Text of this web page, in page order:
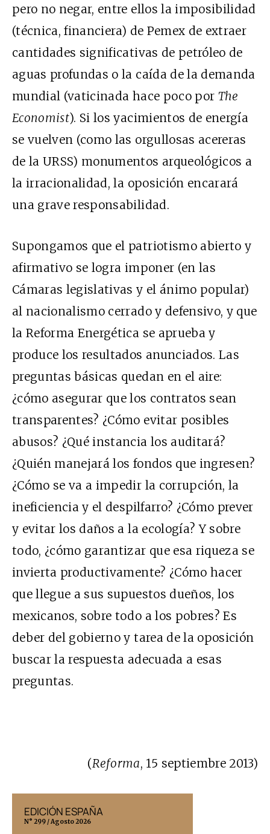
pero no negar, entre ellos la imposibilidad
(técnica, financiera) de Pemex de extraer
cantidades significativas de petróleo de
aguas profundas o la caída de la demanda
mundial (vaticinada hace poco por The
Economist). Si los yacimientos de energía
se vuelven (como las orgullosas acereras
de la URSS) monumentos arqueológicos a
la irracionalidad, la oposición encarará
una grave responsabilidad.
Supongamos que el patriotismo abierto y
afirmativo se logra imponer (en las
Cámaras legislativas y el ánimo popular)
al nacionalismo cerrado y defensivo, y que
la Reforma Energética se aprueba y
produce los resultados anunciados. Las
preguntas básicas quedan en el aire:
¿cómo asegurar que los contratos sean
transparentes? ¿Cómo evitar posibles
abusos? ¿Qué instancia los auditará?
¿Quién manejará los fondos que ingresen?
¿Cómo se va a impedir la corrupción, la
ineficiencia y el despilfarro? ¿Cómo prever
y evitar los daños a la ecología? Y sobre
todo, ¿cómo garantizar que esa riqueza se
invierta productivamente? ¿Cómo hacer
que llegue a sus supuestos dueños, los
mexicanos, sobre todo a los pobres? Es
deber del gobierno y tarea de la oposición
buscar la respuesta adecuada a esas
preguntas.
(Reforma, 15 septiembre 2013)
EDICIÓN ESPAÑA
N° 299 / Agosto 2026